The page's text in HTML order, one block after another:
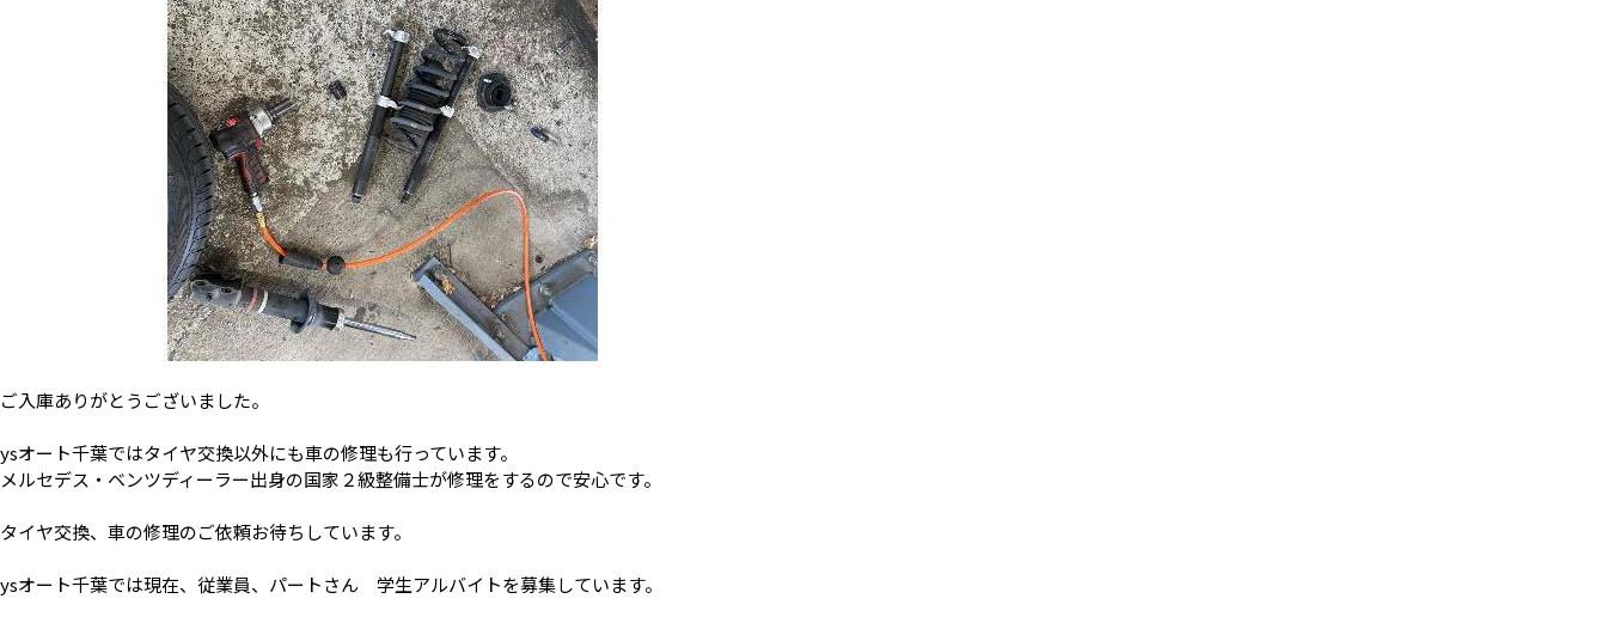
ご入庫ありがとうございました。
ysオート千葉ではタイヤ交換以外にも車の修理も行っています。
メルセデス・ベンツディーラー出身の国家２級整備士が修理をするので安心です。
タイヤ交換、車の修理のご依頼お待ちしています。
ysオート千葉では現在、従業員、パートさん 学生アルバイトを募集しています。